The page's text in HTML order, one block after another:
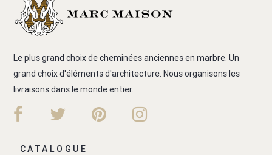
Le plus grand choix de cheminées anciennes en marbre. Un
grand choix d'éléments d'architecture. Nous organisons les
livraisons dans le monde entier.
CATALOGUE